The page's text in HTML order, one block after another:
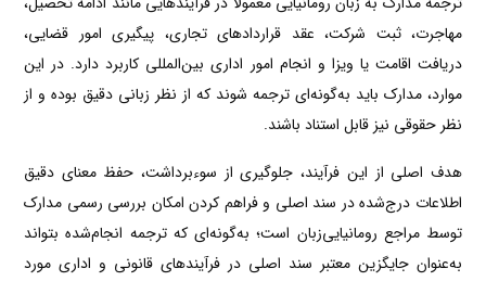
مهاجرت، ثبت شرکت، عقد قراردادهای تجاری، پیگیری امور قضایی،
دریافت اقامت یا ویزا و انجام امور اداری بین‌المللی کاربرد دارد. در این
موارد، مدارک باید به‌گونه‌ای ترجمه شوند که از نظر زبانی دقیق بوده و از
نظر حقوقی نیز قابل استناد باشند.
هدف اصلی از این فرآیند، جلوگیری از سوءبرداشت، حفظ معنای دقیق
اطلاعات درج‌شده در سند اصلی و فراهم کردن امکان بررسی رسمی مدارک
توسط مراجع رومانیایی‌زبان است؛ به‌گونه‌ای که ترجمه انجام‌شده بتواند
به‌عنوان جایگزین معتبر سند اصلی در فرآیندهای قانونی و اداری مورد